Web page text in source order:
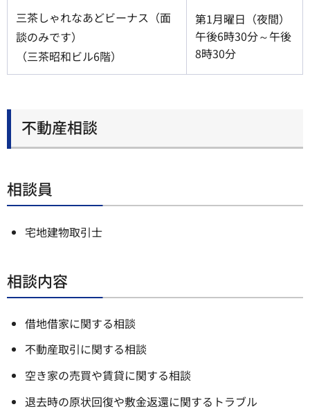
三茶しゃれなあどビーナス（面
談のみです）
（三茶昭和ビル6階）
第1月曜日（夜間）
午後6時30分～午後
8時30分
不動産相談
相談員
宅地建物取引士
相談内容
借地借家に関する相談
不動産取引に関する相談
空き家の売買や賃貸に関する相談
退去時の原状回復や敷金返還に関するトラブル